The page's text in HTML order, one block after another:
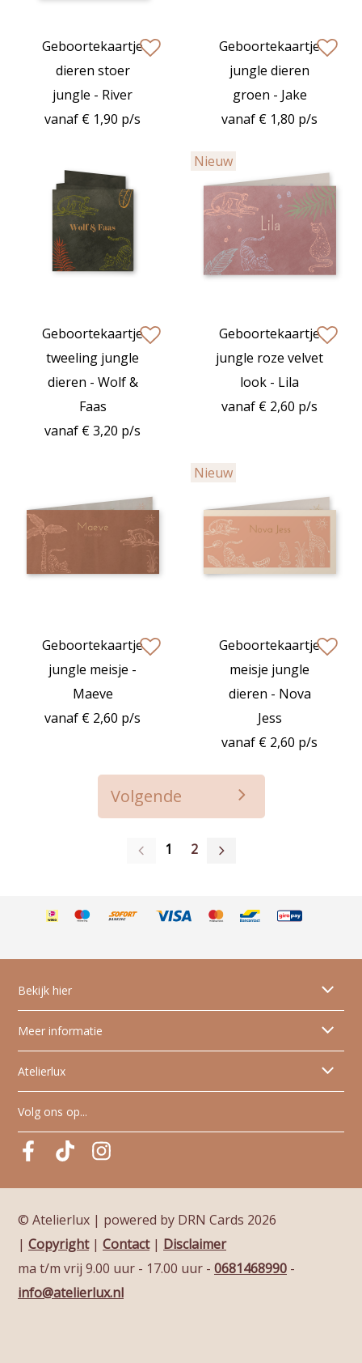
Geboortekaartje
dieren stoer
jungle - River
vanaf € 1,90 p/s
Geboortekaartje
jungle dieren
groen - Jake
vanaf € 1,80 p/s
Geboortekaartje
tweeling jungle
dieren - Wolf &
Faas
vanaf € 3,20 p/s
Nieuw
Geboortekaartje
jungle roze velvet
look - Lila
vanaf € 2,60 p/s
Geboortekaartje
jungle meisje -
Maeve
vanaf € 2,60 p/s
Nieuw
Geboortekaartje
meisje jungle
dieren - Nova
Jess
vanaf € 2,60 p/s
Volgende
1 2
Bekijk hier
Alle geboortekaartjes
Dieren geboortekaartjes
Skyline geboortekaartjes
Artistieke geboortekaartjes
Meer informatie
Tips & tricks
Papiersoorten
Glanzende folie
FAQ veelgestelde vragen
Levertijden
Atelierlux
Wie is Atelier Lux?
Volg ons op...
PinterestPinterest
© Atelierlux | powered by DRN Cards 2026
| Copyright | Contact | Disclaimer
ma t/m vrij 9.00 uur - 17.00 uur - 0681468990 -
info@atelierlux.nl